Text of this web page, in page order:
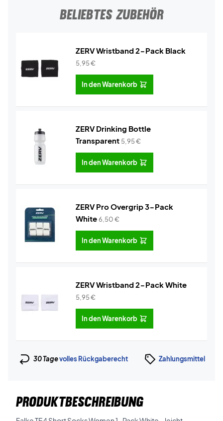
BELIEBTES ZUBEHÖR
ZERV Wristband 2-Pack Black
5,95€
In den Warenkorb
ZERV Drinking Bottle
Transparent 5,95€
In den Warenkorb
ZERV Pro Overgrip 3-Pack
White6,50€
In den Warenkorb
ZERV Wristband 2-Pack White
5,95€
In den Warenkorb
30 Tagevolles Rückgaberecht Zahlungsmittel
PRODUKTBESCHREIBUNG